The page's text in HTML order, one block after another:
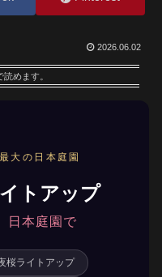
2026.06.02
読めます。
大の日本庭園
トアップ
日本庭園で
桜ライトアップ